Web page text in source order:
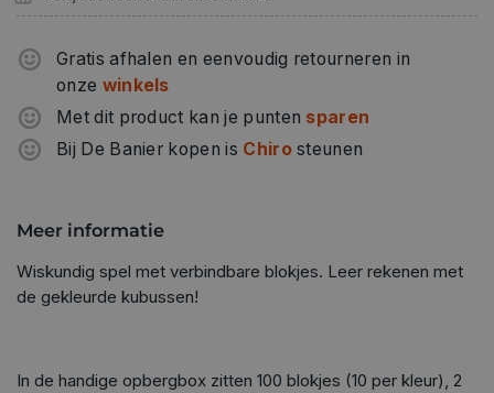
Gratis afhalen en eenvoudig retourneren in
onze winkels
Met dit product kan je punten sparen
Bij De Banier kopen is Chirosteunen
Meer informatie
Wiskundig spel met verbindbare blokjes. Leer rekenen met
de gekleurde kubussen!
In de handige opbergbox zitten 100 blokjes (10 per kleur), 2